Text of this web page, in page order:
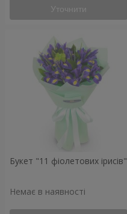
Уточнити
Букет "11 фіолетових ірисів"
Немає в наявності